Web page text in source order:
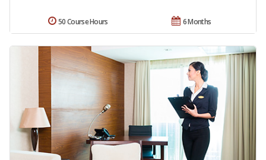
6 Months
50 Course Hours